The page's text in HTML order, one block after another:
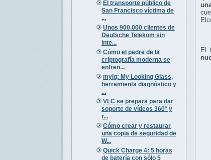
El transporte público de
San Francisco víctima de
...
Unos 900.000 clientes de
Deutsche Telekom sin
inte...
Cómo el padre de la
criptografía moderna se
enfren...
mylg: My Looking Glass,
herramienta diagnóstico y
...
VLC se prepara para dar
soporte de vídeos 360° y
r...
Cómo crear y restaurar
una copia de seguridad de
W...
Quick Charge 4: 5 horas
de batería con sólo 5
El